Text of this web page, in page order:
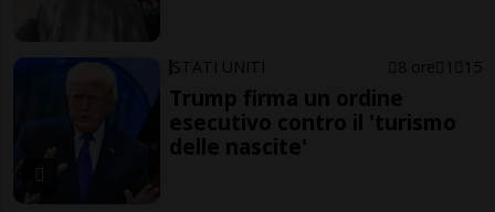
STATI UNITI 8 ore 1 15
Trump firma un ordine
esecutivo contro il 'turismo
delle nascite'